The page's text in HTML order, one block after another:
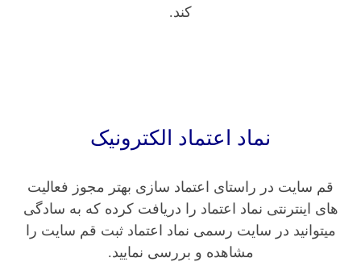
کند.
نماد اعتماد الکترونیک
قم سایت در راستای اعتماد سازی بهتر مجوز فعالیت
های اینترنتی نماد اعتماد را دریافت کرده که به سادگی
میتوانید در سایت رسمی نماد اعتماد ثبت قم سایت را
مشاهده و بررسی نمایید.